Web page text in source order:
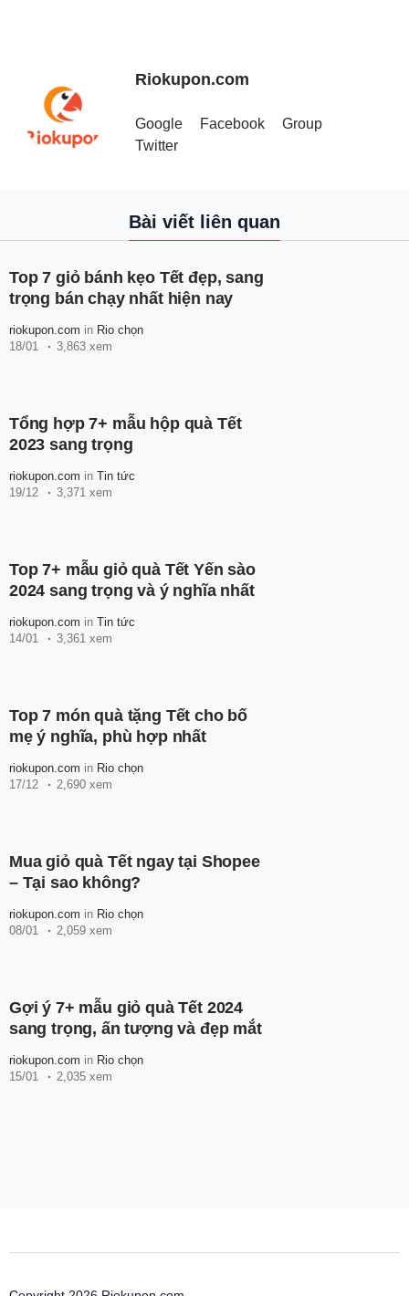
Riokupon.com
Google Facebook
Group
Twitter
Bài viết liên quan
Top 7 giỏ bánh kẹo Tết đẹp, sang
trọng bán chạy nhất hiện nay
riokupon.com in Rio chọn
18/01
3,863 xem
Tổng hợp 7+ mẫu hộp quà Tết
2023 sang trọng
riokupon.com in Tin tức
19/12
3,371 xem
Top 7+ mẫu giỏ quà Tết Yến sào
2024 sang trọng và ý nghĩa nhất
riokupon.com in Tin tức
14/01
3,361 xem
Top 7 món quà tặng Tết cho bố
mẹ ý nghĩa, phù hợp nhất
riokupon.com in Rio chọn
17/12
2,690 xem
Mua giỏ quà Tết ngay tại Shopee
– Tại sao không?
riokupon.com in Rio chọn
08/01
2,059 xem
Gợi ý 7+ mẫu giỏ quà Tết 2024
sang trọng, ấn tượng và đẹp mắt
riokupon.com in Rio chọn
15/01
2,035 xem